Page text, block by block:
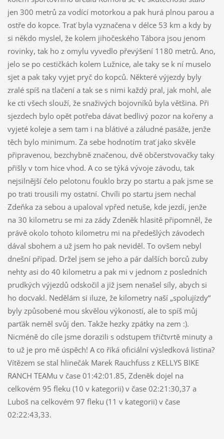
jen 300 metrů za vodící motorkou a pak hurá plnou parou a
ostře do kopce. Trať byla vyznačena v délce 53 km a kdy by
si někdo myslel, že kolem jihočeského Tábora jsou jenom
rovinky, tak ho z omylu vyvedlo převýšení 1180 metrů. Ano,
jelo se po cestičkách kolem Lužnice, ale taky se k ní muselo
sjet a pak taky vyjet pryč do kopců. Některé výjezdy byly
zralé spíš na tlačení a tak se s nimi každý pral, jak mohl, ale
ke cti všech slouží, že snaživých bojovníků byla většina. Při
sjezdech bylo opět potřeba dávat bedlivý pozor na kořeny a
vyjeté koleje a sem tam i na blátivé a záludné pasáže, jenže
těch bylo minimum. Za sebe hodnotím trať jako skvěle
připravenou, bezchybně značenou, dvě občerstvovačky taky
přišly v tom hice vhod. A co se týká vývoje závodu, tak
nejsilnější čelo pelotonu fouklo brzy po startu a pak jsme se
po trati trousili my ostatní. Chvíli po startu jsem nechal
Zdeňka za sebou a upaloval vpřed netuše, kde jezdí, jenže
na 30 kilometru se mi za zády Zdeněk hlasitě připomněl, že
právě okolo tohoto kilometru mi na předešlých závodech
dával sbohem a už jsem ho pak neviděl. To ovšem nebyl
dnešní případ. Držel jsem se jeho a pár dalších borců zuby
nehty asi do 40 kilometru a pak mi v jednom z posledních
prudkých výjezdů odskočil a již jsem nenašel síly, abych si
ho docvakl. Nedělám si iluze, že kilometry naší „spolujízdy“
byly způsobené mou skvělou výkoností, ale to spíš můj
parťák neměl svůj den. Takže hezky zpátky na zem :).
Nicméně do cíle jsme dorazili s odstupem třičtvrtě minuty a
to už je pro mě úspěch! A co říká oficiální výsledková listina?
Vítězem se stal hlinečák Marek Rauchfuss z KELLYS BIKE
RANCH TEAMu v čase 01:42:01.85, Zdeněk dojel na
celkovém 95 fleku (10 v kategorii) v čase 02:21:30,37 a
Luboš na celkovém 97 fleku (11 v kategorii) v čase
02:22:43,33.